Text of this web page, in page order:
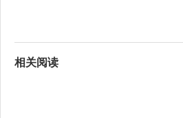
相关阅读